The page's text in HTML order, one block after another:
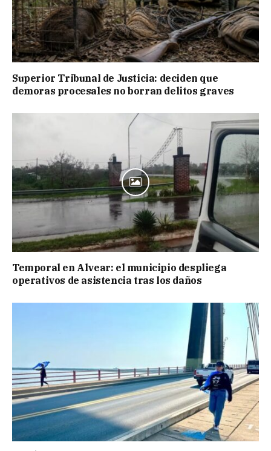
Superior Tribunal de Justicia: deciden que
demoras procesales no borran delitos graves
Temporal en Alvear: el municipio despliega
operativos de asistencia tras los daños